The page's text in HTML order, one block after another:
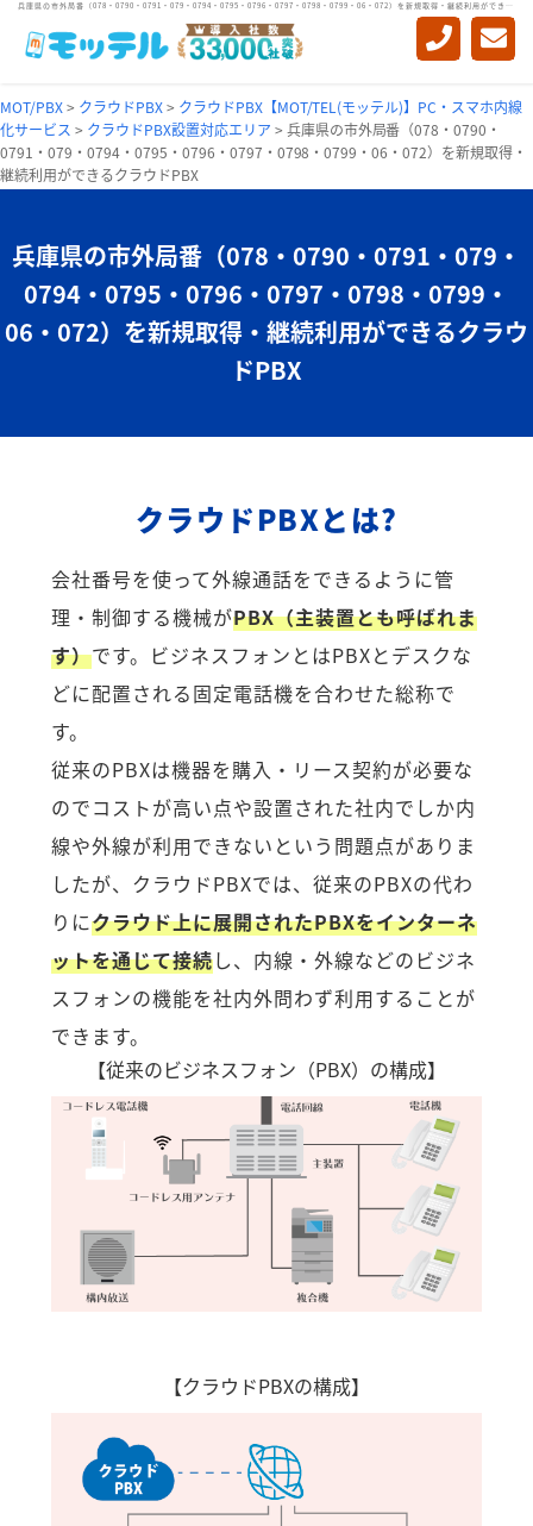
兵庫県の市外局番（078・0790・0791・079・0794・0795・0796・0797・0798・0799・06・072）を新規取得・継続利用ができるクラウドPBX
MOT/PBX> クラウドPBX> クラウドPBX【MOT/TEL(モッテル)】PC・スマホ内線
化サービス > クラウドPBX設置対応エリア > 兵庫県の市外局番（078・0790・
0791・079・0794・0795・0796・0797・0798・0799・06・072）を新規取得・
継続利用ができるクラウドPBX
兵庫県の市外局番 （078・0790・0791・079・
0794・0795・0796・0797・0798・0799・
06・072）を新規取得・継続利用ができるクラウ
ドPBX
クラウドPBXとは?
会社番号を使って外線通話をできるように管
理・制御する機械がPBX（主装置とも呼ばれま
す）です。ビジネスフォンとはPBXとデスクな
どに配置される固定電話機を合わせた総称で
す。
従来のPBXは機器を購入・リース契約が必要な
のでコストが高い点や設置された社内でしか内
線や外線が利用できないという問題点がありま
したが、クラウドPBXでは、従来のPBXの代わ
りにクラウド上に展開されたPBXをインターネ
ットを通じて接続し、内線・外線などのビジネ
スフォンの機能を社内外問わず利用することが
できます。
【従来のビジネスフォン（PBX）の構成】
【クラウドPBXの構成】